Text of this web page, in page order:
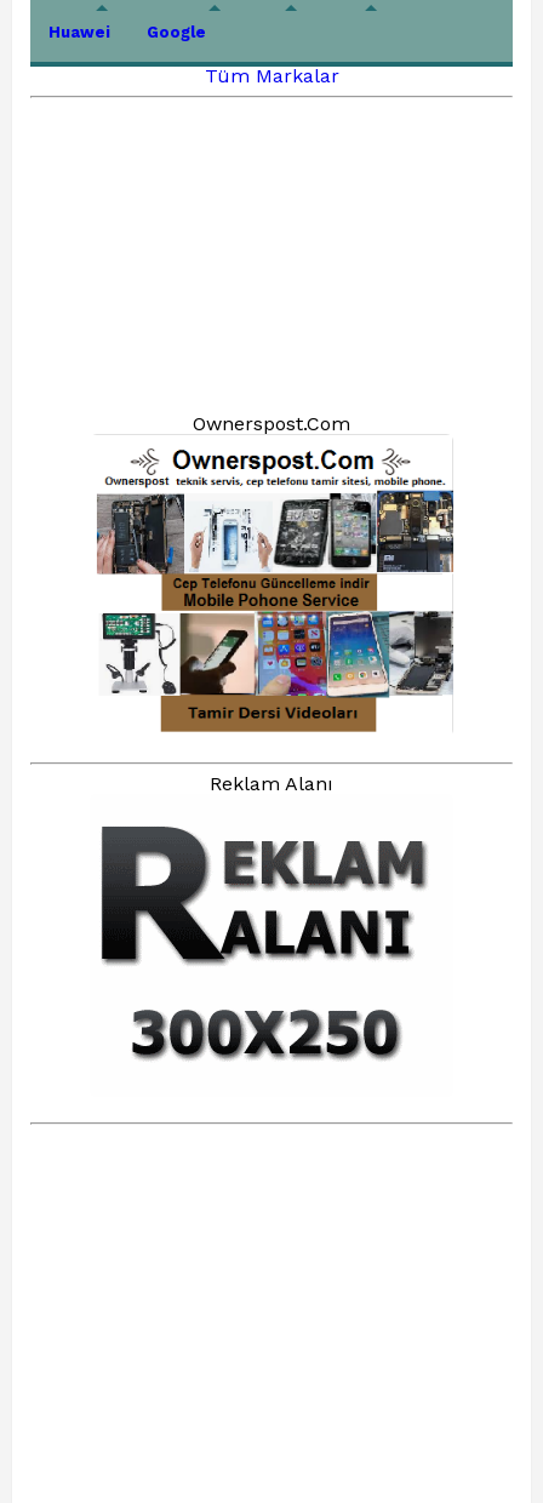
Huawei Google
Tüm Markalar
Ownerspost.Com
Reklam Alanı